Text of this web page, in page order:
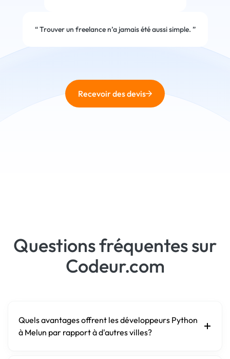
“Trouver un freelance n’a jamais été aussi simple. ”
Recevoir des devis
Questions fréquentes sur
Codeur.com
Quels avantages offrent les développeurs Python
à Melun par rapport à d'autres villes?